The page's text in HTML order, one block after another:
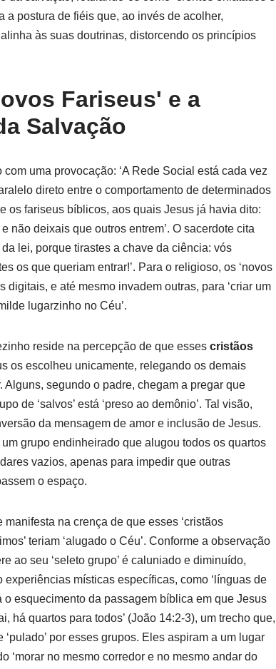
a postura de fiéis que, ao invés de acolher,
às suas doutrinas, distorcendo os princípios
Fariseus' e a
Salvação
uma provocação: ‘A Rede Social está cada vez
direto entre o comportamento de determinados
os fariseus bíblicos, aos quais Jesus já havia dito:
não deixais que outros entrem’. O sacerdote cita
da lei, porque tirastes a chave da ciência: vós
os que queriam entrar!’. Para o religioso, os ‘novos
digitais, e até mesmo invadem outras, para ‘criar um
lugarzinho no Céu’.
reside na percepção de que esses cristãos
os escolheu unicamente, relegando os demais
Alguns, segundo o padre, chegam a pregar que
de ‘salvos’ está ‘preso ao demônio’. Tal visão,
da mensagem de amor e inclusão de Jesus.
grupo endinheirado que alugou todos os quartos
vazios, apenas para impedir que outras
o espaço.
na crença de que esses ‘cristãos
teriam ‘alugado o Céu’. Conforme a observação
ao seu ‘seleto grupo’ é caluniado e diminuído,
experiências místicas específicas, como ‘línguas de
o esquecimento da passagem bíblica em que Jesus
há quartos para todos’ (João 14:2-3), um trecho que,
por esses grupos. Eles aspiram a um lugar
‘morar no mesmo corredor e no mesmo andar do